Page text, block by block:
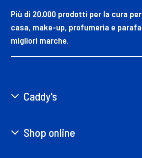
Più di 20.000 prodotti per la cura
casa, make-up, profumeria e
migliori marche.
Caddy's
Shop online